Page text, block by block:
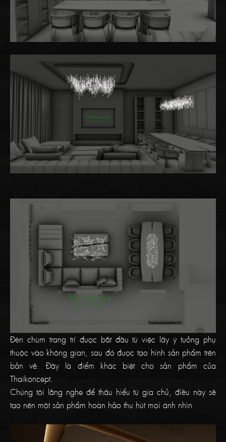
Đèn chùm trang trí được bắt đầu từ việc lấy ý tưởng phụ
thuộc vào không gian, sau đó được tạo hình sản phẩm trên
bản vẽ. Đây là điểm khác biệt cho sản phẩm của
Thaikoncept.
Chúng tôi lắng nghe để thấu hiểu từ gia chủ, điều này sẽ
tạo nên một sản phẩm hoàn hảo thu hút mọi ánh nhìn.